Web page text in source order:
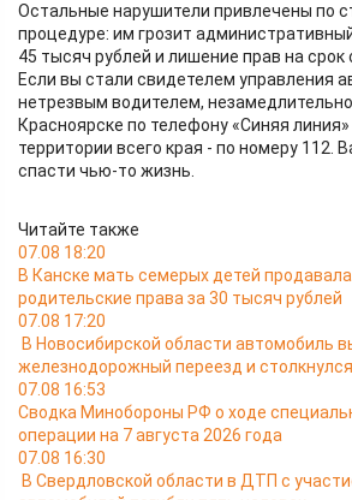
Остальные нарушители привлечены по
процедуре: им грозит
45 тысяч рублей и лишение прав на срок
Если вы стали свидетелем управления
нетрезвым водителем,
Красноярске по телефону «Синяя
территории всего края - по номеру 112.
спасти чью-то жизнь.
Читайте также
07.08 18:20
В Канске мать семерых детей
родительские права за 30 тысяч рублей
07.08 17:20
В Новосибирской области автомобиль
железнодорожный переезд и
07.08 16:53
Сводка Минобороны РФ о ходе
операции на 7 августа 2026 года
07.08 16:30
В Свердловской области в ДТП с